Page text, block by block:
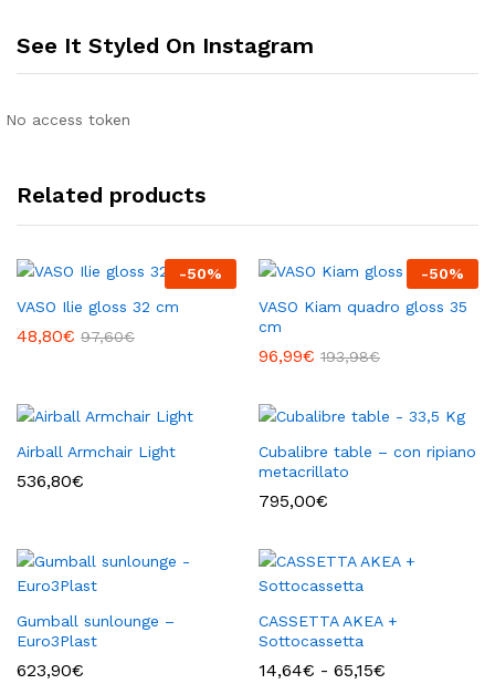
See It Styled On Instagram
No access token
Related products
-50%
VASO Ilie gloss 32 cm
48,80€ 97,60€
-50%
VASO Kiam quadro gloss 35
cm
96,99€ 193,98€
Airball Armchair Light
536,80€
Cubalibre table – con ripiano
metacrillato
795,00€
Gumball sunlounge –
Euro3Plast
623,90€
CASSETTA AKEA +
Sottocassetta
14,64€ - 65,15€